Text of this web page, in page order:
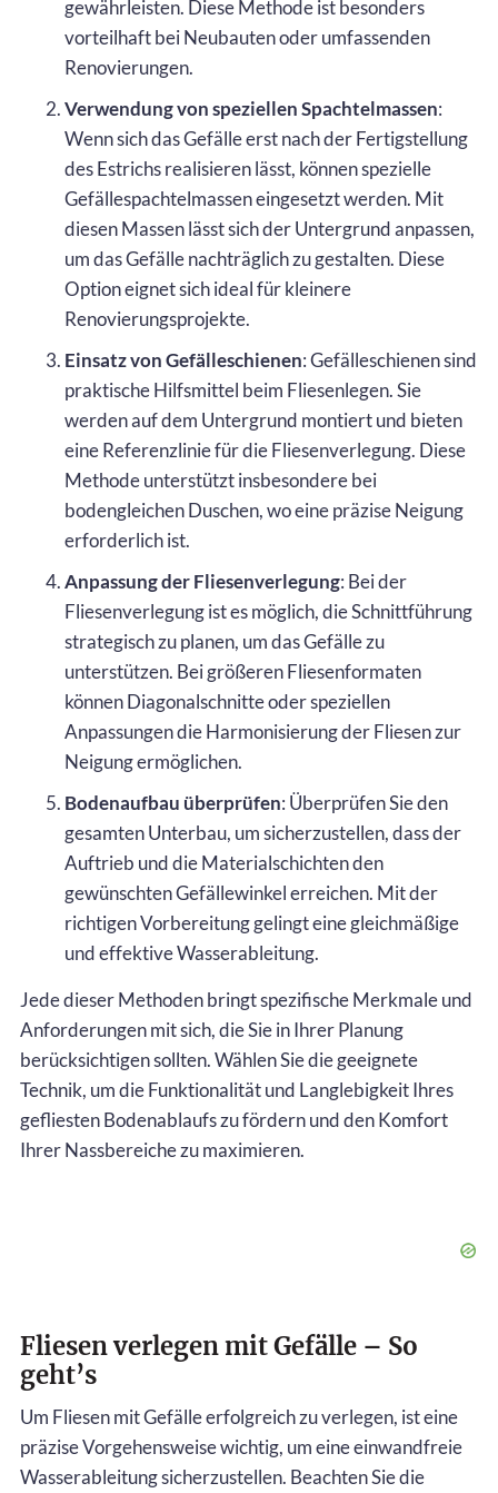
gewährleisten. Diese Methode ist besonders
vorteilhaft bei Neubauten oder umfassenden
Renovierungen.
Verwendung von speziellen Spachtelmassen:
Wenn sich das Gefälle erst nach der Fertigstellung
des Estrichs realisieren lässt, können spezielle
Gefällespachtelmassen eingesetzt werden. Mit
diesen Massen lässt sich der Untergrund anpassen,
um das Gefälle nachträglich zu gestalten. Diese
Option eignet sich ideal für kleinere
Renovierungsprojekte.
Einsatz von Gefälleschienen: Gefälleschienen sind
praktische Hilfsmittel beim Fliesenlegen. Sie
werden auf dem Untergrund montiert und bieten
eine Referenzlinie für die Fliesenverlegung. Diese
Methode unterstützt insbesondere bei
bodengleichen Duschen, wo eine präzise Neigung
erforderlich ist.
Anpassung der Fliesenverlegung: Bei der
Fliesenverlegung ist es möglich, die Schnittführung
strategisch zu planen, um das Gefälle zu
unterstützen. Bei größeren Fliesenformaten
können Diagonalschnitte oder speziellen
Anpassungen die Harmonisierung der Fliesen zur
Neigung ermöglichen.
Bodenaufbau überprüfen: Überprüfen Sie den
gesamten Unterbau, um sicherzustellen, dass der
Auftrieb und die Materialschichten den
gewünschten Gefällewinkel erreichen. Mit der
richtigen Vorbereitung gelingt eine gleichmäßige
und effektive Wasserableitung.
Jede dieser Methoden bringt spezifische Merkmale und
Anforderungen mit sich, die Sie in Ihrer Planung
berücksichtigen sollten. Wählen Sie die geeignete
Technik, um die Funktionalität und Langlebigkeit Ihres
gefliesten Bodenablaufs zu fördern und den Komfort
Ihrer Nassbereiche zu maximieren.
Fliesen verlegen mit Gefälle – So
geht’s
Um Fliesen mit Gefälle erfolgreich zu verlegen, ist eine
präzise Vorgehensweise wichtig, um eine einwandfreie
Wasserableitung sicherzustellen. Beachten Sie die